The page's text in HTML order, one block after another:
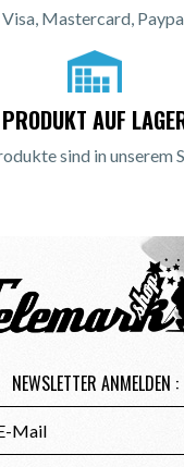
Visa, Mastercard,
PRODUKT AUF
sind in unserem
NEWSLETTER ANMELDEN :